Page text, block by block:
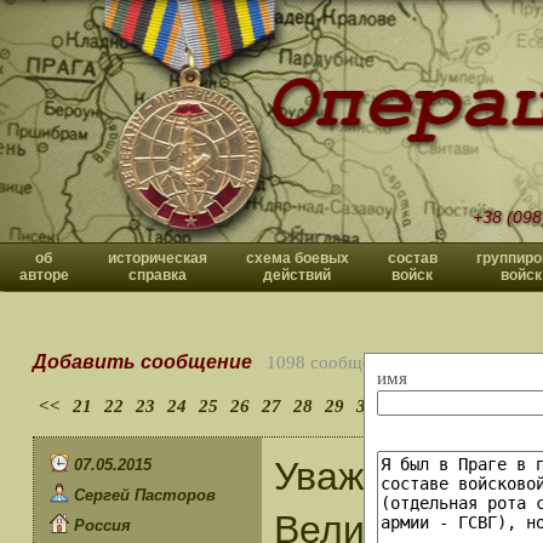
+38
об
авторе
историческая
справка
схема боевых
действий
состав
войск
войск
имя
Добавить сообщение 1098 сообщений
<< 21 22 23 24 25 26 27 28 29 30
07.05.2015
Сергей Пасторов
Россия
Уважаемый
Великой